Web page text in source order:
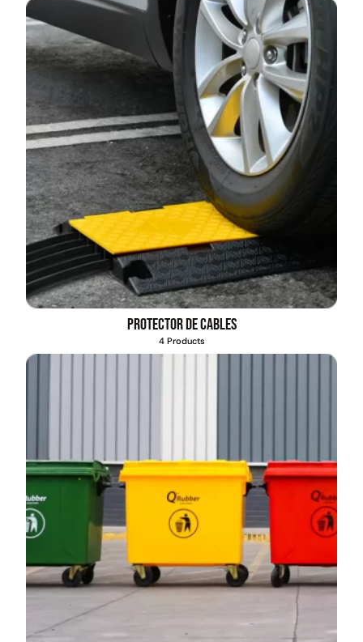
Protector de cables
4 Products